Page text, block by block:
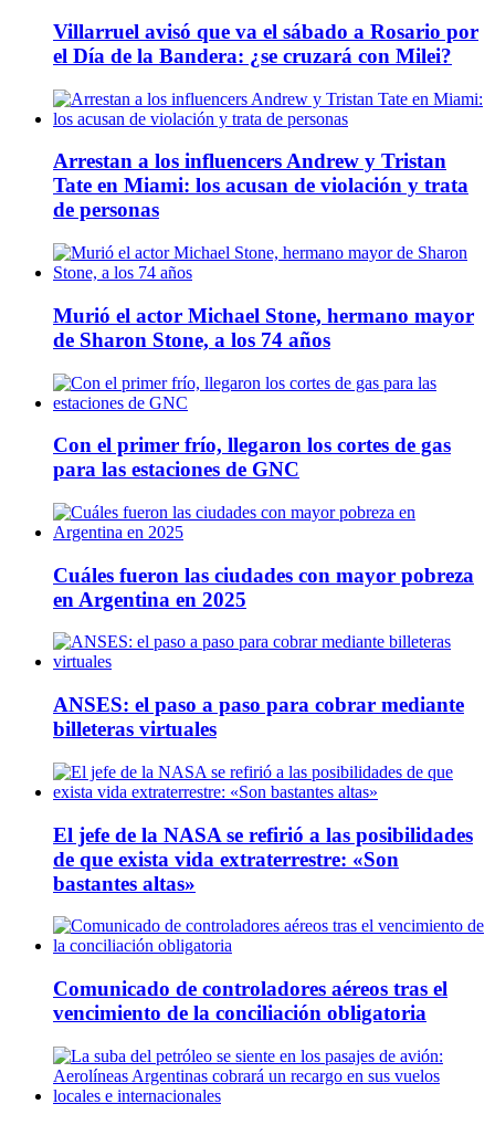
Villarruel avisó que va el sábado a Rosario por
el Día de la Bandera: ¿se cruzará con Milei?
Arrestan a los influencers Andrew y Tristan
Tate en Miami: los acusan de violación y trata
de personas
Murió el actor Michael Stone, hermano mayor
de Sharon Stone, a los 74 años
Con el primer frío, llegaron los cortes de gas
para las estaciones de GNC
Cuáles fueron las ciudades con mayor pobreza
en Argentina en 2025
ANSES: el paso a paso para cobrar mediante
billeteras virtuales
El jefe de la NASA se refirió a las posibilidades
de que exista vida extraterrestre: «Son
bastantes altas»
Comunicado de controladores aéreos tras el
vencimiento de la conciliación obligatoria